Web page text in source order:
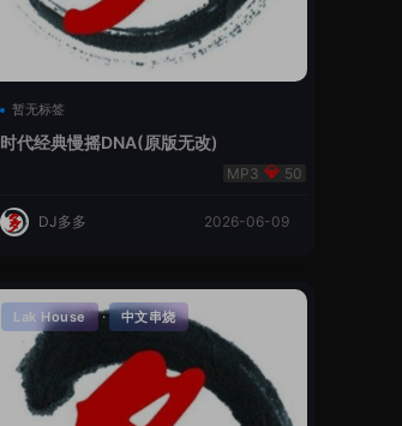
暂无标签
时代经典慢摇DNA(原版无改)
50
DJ多多 2026-06-09
Lak House · 中文串烧